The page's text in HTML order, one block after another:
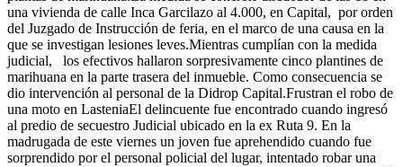
una vivienda de calle Inca Garcilazo al 4.000, en Capital, por orden
del Juzgado de Instrucción de feria, en el marco de una causa en la
que se investigan lesiones leves.Mientras cumplían con la medida
judicial, los efectivos hallaron sorpresivamente cinco plantines de
marihuana en la parte trasera del inmueble. Como consecuencia se
dio intervención al personal de la Didrop Capital.Frustran el robo de
una moto en LasteniaEl delincuente fue encontrado cuando ingresó
al predio de secuestro Judicial ubicado en la ex Ruta 9. En la
madrugada de este viernes un joven fue aprehendido cuando fue
sorprendido por el personal policial del lugar, intentado robar una